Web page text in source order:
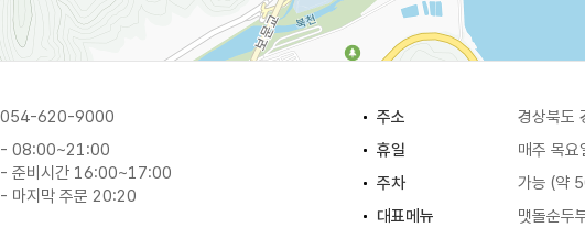
054-620-9000 주소
경상북도
- 08:00~21:00
- 준비시간 16:00~17:00
- 마지막 주문 20:20
휴일
매주 목요
주차
가능 (약
대표메뉴
맷돌순두